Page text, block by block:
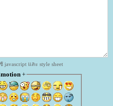
และ style sheet
+